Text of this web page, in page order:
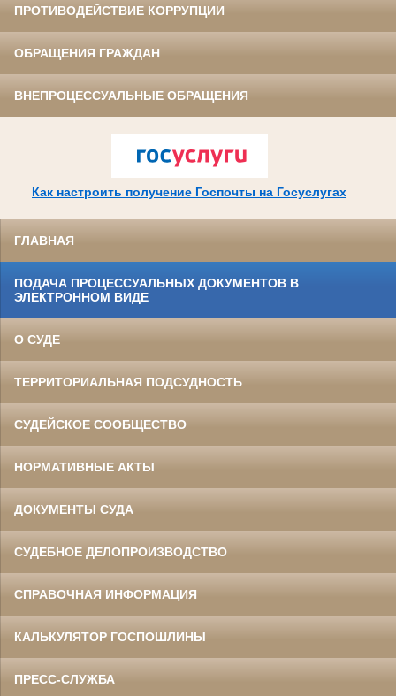
ПРОТИВОДЕЙСТВИЕ КОРРУПЦИИ
ОБРАЩЕНИЯ ГРАЖДАН
ВНЕПРОЦЕССУАЛЬНЫЕ ОБРАЩЕНИЯ
Как настроить получение Госпочты на Госуслугах
ГЛАВНАЯ
ПОДАЧА ПРОЦЕССУАЛЬНЫХ ДОКУМЕНТОВ В
ЭЛЕКТРОННОМ ВИДЕ
О СУДЕ
ТЕРРИТОРИАЛЬНАЯ ПОДСУДНОСТЬ
СУДЕЙСКОЕ СООБЩЕСТВО
НОРМАТИВНЫЕ АКТЫ
ДОКУМЕНТЫ СУДА
СУДЕБНОЕ ДЕЛОПРОИЗВОДСТВО
СПРАВОЧНАЯ ИНФОРМАЦИЯ
КАЛЬКУЛЯТОР ГОСПОШЛИНЫ
ПРЕСС-СЛУЖБА